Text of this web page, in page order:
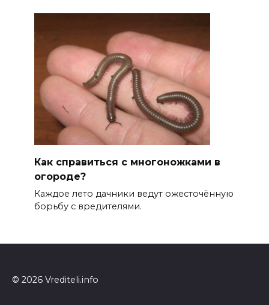
Как справиться с многоножками в
огороде?
Каждое лето дачники ведут ожесточённую
борьбу с вредителями.
© 2026 Vrediteli.info